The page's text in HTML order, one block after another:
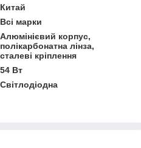
Китай
Всі марки
Алюмінієвий корпус,
полікарбонатна лінза,
сталеві кріплення
54 Вт
Світлодіодна